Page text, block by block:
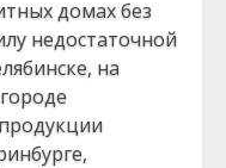
домах без
недостаточной
на
продукции